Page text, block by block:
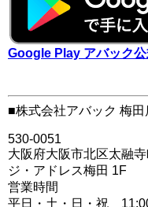
Google Play アバック公
■株式会社アバック 梅田
530-0051
大阪府大阪市北区太融寺
ジ・アドレス梅田 1F
営業時間
平日・土・日・祝